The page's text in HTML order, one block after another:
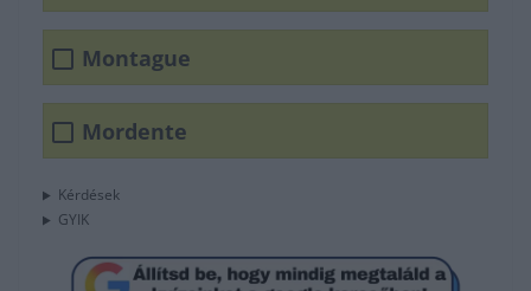
Montague
Mordente
Kérdések
GYIK